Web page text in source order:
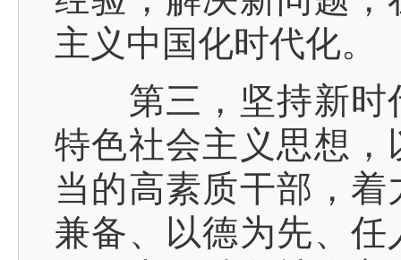
主义中国化时代化。
第三，坚持新时
特色社会主义思想
当的高素质干部，
兼备、以德为先、